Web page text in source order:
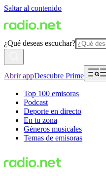
Saltar al contenido
¿Qué deseas escuchar?
Abrir appDescubre Prime
Top 100 emisoras
Podcast
Deporte en directo
En tu zona
Géneros musicales
Temas de emisoras